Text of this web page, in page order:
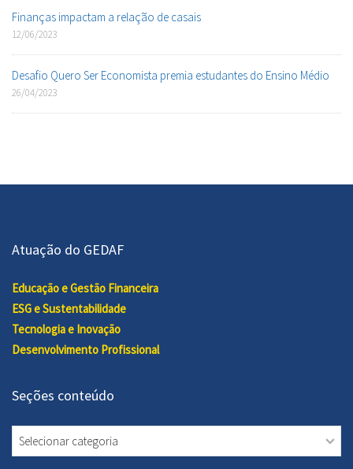
Finanças impactam a relação de casais
12/06/2023
Desafio Quero Ser Economista premia estudantes do Ensino Médio
26/04/2023
Atuação do GEDAF
Educação e Gestão Financeira
ESG e Sustentabilidade
Tecnologia e Inovação
Desenvolvimento Profissional
Seções conteúdo
Seções
conteúdo